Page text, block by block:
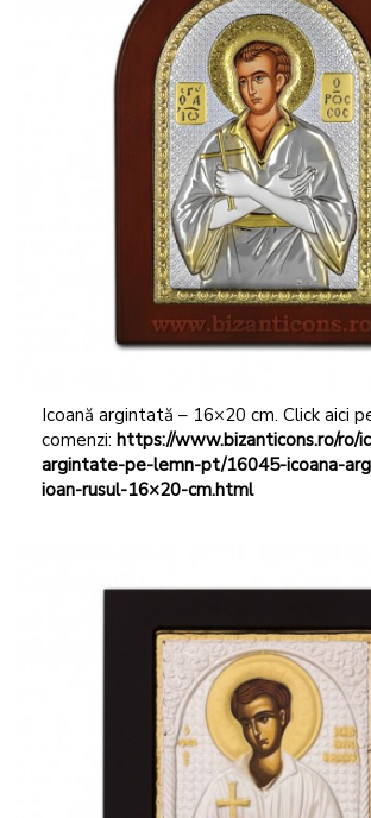
Icoană argintată – 16×20 cm. Click aici
comenzi: https://www.bizanticons.ro/ro/
argintate-pe-lemn-pt/16045-icoana-
ioan-rusul-16×20-cm.html